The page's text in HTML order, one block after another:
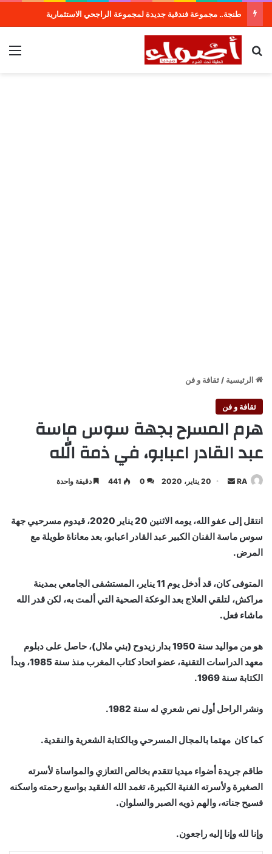
طنجة.. مجموعة فندقية جديدة لمجموعة الراجحي الاستثمارية
بحث عن
الرئيسية / ثقافة و فن
ثقافة و فن
هرم المسرح بجهة سوس ماسة
عبد القادر اعبابو، في ذمة الله
RA
أرسل 20 يناير، 2020 0
441 دقيقة واحدة
انتقل إلى عفو الله، يومه الاثنين 20 يناير 2020، قيدوم مسرحيي جهة
سوس ماسة الفنان الكبير عبد القادر اعبابو، بعد معاناة طويلة مع
المرض.
المتوفى كان، قد أدخل يوم 11 يناير، المستشفى الجامعي بمدينة
مراكش، لتلقي العلاج بعد الوعكة الصحية التي ألمت به، لكن قدر الله
ماشاء فعل.
هو من مواليد سنة 1950 بدار زيدوح (بني ملال)، حاصل على دبلوم
معهد الدراسات التقنية، عضو اتحاد كتاب المغرب منذ سنة 1985، وبدأ
الكتابة سنة 1969.
ونشر الراحل أول نص شعري له سنة 1982.
كما كان مهتما بالمجال المسرحي وبالكتابة الشعرية والنقدية.
طاقم جريدة أضواء ميديا تتقدم بخالص التعازي والمواساة لأسرته
الصغيرة ولأسرته الفنية الكبيرة، تغمد الله الفقيد بواسع رحمته واسكنه
فسيح جناته، والهم ذويه الصبر والسلوان.
وإنا لله وإنا إليه راجعون.